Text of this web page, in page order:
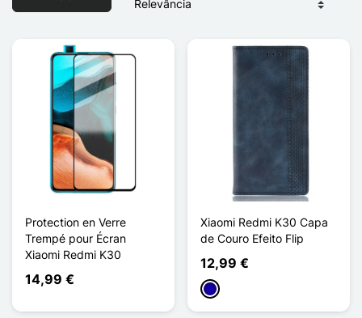
Protection en Verre
Trempé pour Écran
Xiaomi Redmi K30
14,99 €
Xiaomi Redmi K30 Capa
de Couro Efeito Flip
12,99 €
Azul Escuro